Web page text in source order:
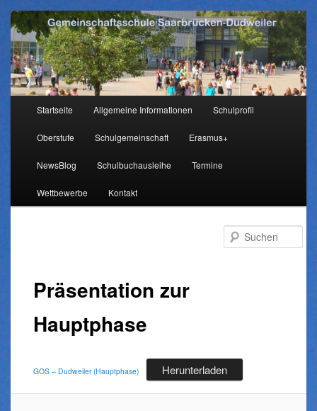
Zum
Inhalt
wechseln
Startseite Allgemeine Informationen Schulprofil
Oberstufe Schulgemeinschaft Erasmus+
NewsBlog Schulbuchausleihe Termine
Wettbewerbe Kontakt
Präsentation zur
Hauptphase
GOS – Dudweiler (Hauptphase) Herunterladen